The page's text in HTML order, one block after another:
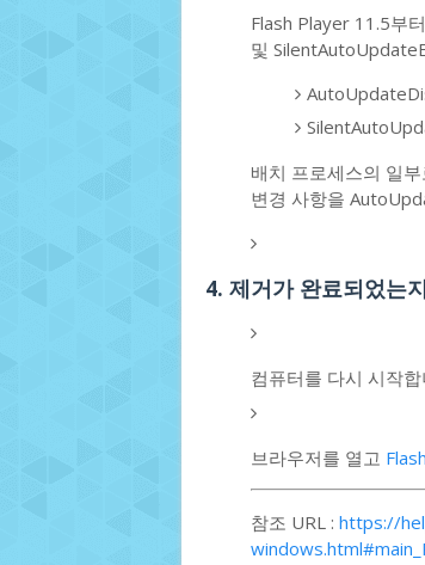
Flash Player 11.5부
및
배치 프로세스의 일
변경 사항을
4. 제거가 완료되었는
컴퓨터를 다시 시작합
브라우저를 열고
참조 URL : https://